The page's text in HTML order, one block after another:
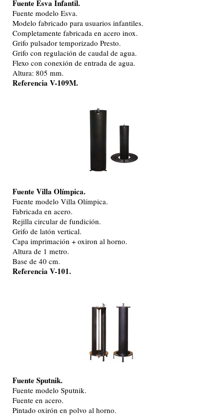
Fuente Esva Infantil.
Fuente modelo Esva.
Modelo fabricado para usuarios infantiles.
Completamente fabricada en acero inox.
Grifo pulsador temporizado Presto.
Grifo con regulación de caudal de agua.
Flexo con conexión de entrada de agua.
Altura: 805 mm.
Referencia V-109M.
Fuente Villa Olímpica.
Fuente modelo Villa Olímpica.
Fabricada en acero.
Rejilla circular de fundición.
Grifo de latón vertical.
Capa imprimación + oxiron al horno.
Altura de 1 metro.
Base de 40 cm.
Referencia V-101.
Fuente Sputnik.
Fuente modelo Sputnik.
Fuente en acero.
Pintado oxirón en polvo al horno.